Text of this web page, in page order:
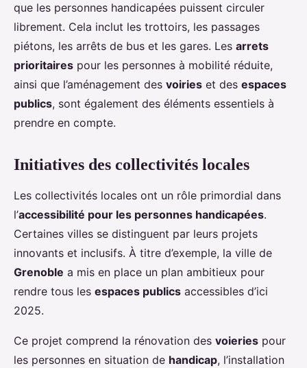
que les personnes handicapées puissent circuler
librement. Cela inclut les trottoirs, les passages
piétons, les arrêts de bus et les gares. Les arrets
prioritaires pour les personnes à mobilité réduite,
ainsi que l’aménagement des voiries et des espaces
publics, sont également des éléments essentiels à
prendre en compte.
Initiatives des collectivités locales
Les collectivités locales ont un rôle primordial dans
l’accessibilité pour les personnes handicapées.
Certaines villes se distinguent par leurs projets
innovants et inclusifs. À titre d’exemple, la ville de
Grenoble a mis en place un plan ambitieux pour
rendre tous les espaces publics accessibles d’ici
2025.
Ce projet comprend la rénovation des voieries pour
les personnes en situation de handicap, l’installation